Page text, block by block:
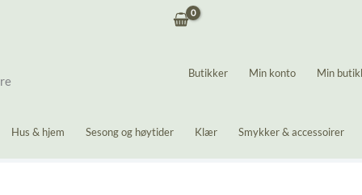
Butikker Min konto Min
Hus & hjem Sesong og høytider Klær Smykker & accessoirer